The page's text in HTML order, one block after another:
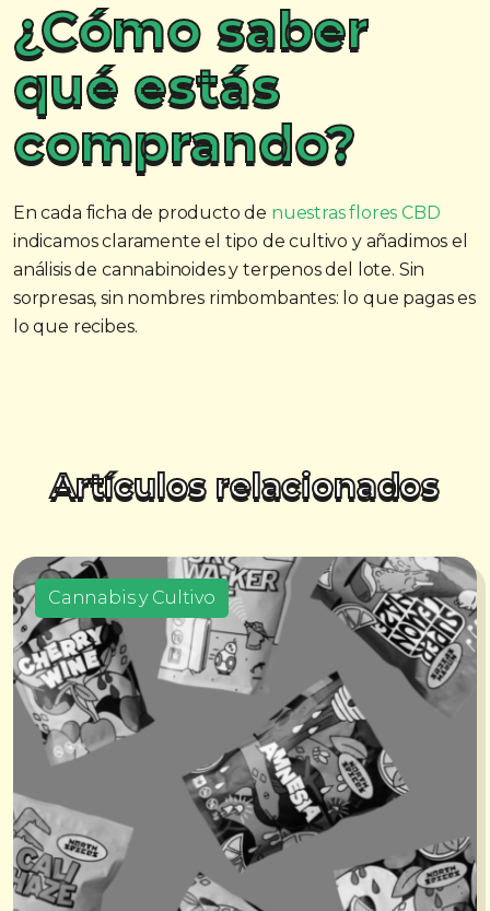
¿Cómo saber
qué estás
comprando?
En cada ficha de producto de nuestras flores CBD
indicamos claramente el tipo de cultivo y añadimos el
análisis de cannabinoides y terpenos del lote. Sin
sorpresas, sin nombres rimbombantes: lo que pagas es
lo que recibes.
Artículos relacionados
Cannabis y Cultivo